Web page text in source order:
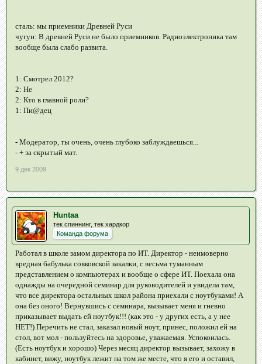
сталь: мы приемники Древней Руси
чугун: В древней Руси не было приемников. Радиоэлектроника там
вообще была слабо развита.
1: Смотрел 2012?
2: Не
2: Кто в главной роли?
1: Пи@дец
- Модератор, ты очень, очень глубоко заблуждаешься...
- + за скрытый мат.
9 дек 2009
Huntaa
тек спиннинг, тек хардкор
Команда форума
Работал в школе замом директора по ИТ. Директор - неимоверно
вредная бабулька совковской закалки, с весьма туманным
представлением о компьютерах и вообще о сфере ИТ. Поехала она
однажды на очередной семинар для руководителей и увидела там,
что все директора остальных школ района приехали с ноутбуками! А
она без оного! Вернувшись с семинара, вызывает меня и гневно
приказывает выдать ей ноутбук!!! (как это - у других есть, а у нее
НЕТ!) Перечить не стал, заказал новый ноут, принес, положил ей на
стол, вот мол - пользуйтесь на здоровье, уважаемая. Успокоилась.
(Есть ноутбук и хорошо) Через месяц директор вызывает, захожу в
кабинет, вижу, ноутбук лежит на том же месте, что я его и оставил,